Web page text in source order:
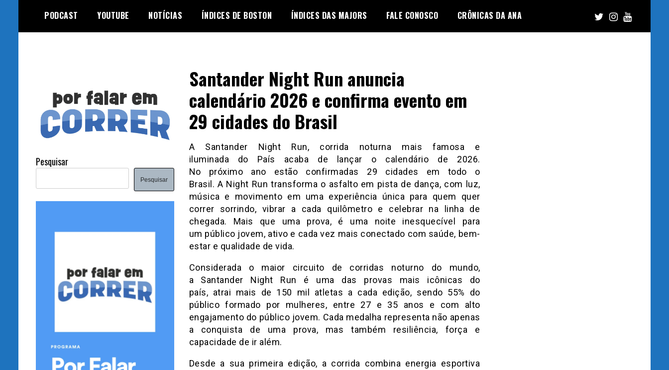
content
PODCAST YOUTUBE NOTÍCIAS ÍNDICES DE BOSTON ÍNDICES DAS MAJORS FALE CONOSCO CRÔNICAS DA ANA
Santander Night Run anuncia
calendário 2026 e confirma evento em
29 cidades do Brasil
A Santander Night Run, corrida noturna mais famosa e
iluminada do País acaba de lançar o calendário de 2026.
No próximo ano estão confirmadas 29 cidades em todo o
Brasil. A Night Run transforma o asfalto em pista de dança, com luz,
música e movimento em uma experiência única para quem quer
correr sorrindo, vibrar a cada quilômetro e celebrar na linha de
chegada. Mais que uma prova, é uma noite inesquecível para
um público jovem, ativo e cada vez mais conectado com saúde, bem-
estar e qualidade de vida.
Considerada o maior circuito de corridas noturno do mundo,
a Santander Night Run é uma das provas mais icônicas do
país, atrai mais de 150 mil atletas a cada edição, sendo 55% do
público formado por mulheres, entre 27 e 35 anos e com alto
engajamento do público jovem. Cada medalha representa não apenas
a conquista de uma prova, mas também resiliência, força e
capacidade de ir além.
Desde a sua primeira edição, a corrida combina energia esportiva
Pesquisar
Pesquisar